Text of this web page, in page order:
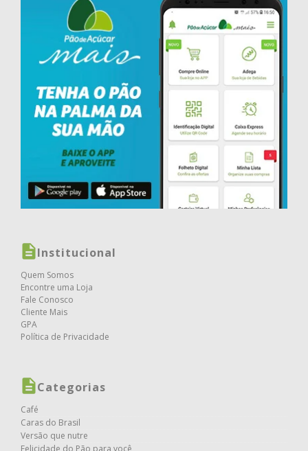
Institucional
Quem Somos
Encontre uma Loja
Fale Conosco
Cliente Mais
GPA
Política de Privacidade
Categorias
Café
Caras do Brasil
Versão que nutre
Felicidade do Pão para você